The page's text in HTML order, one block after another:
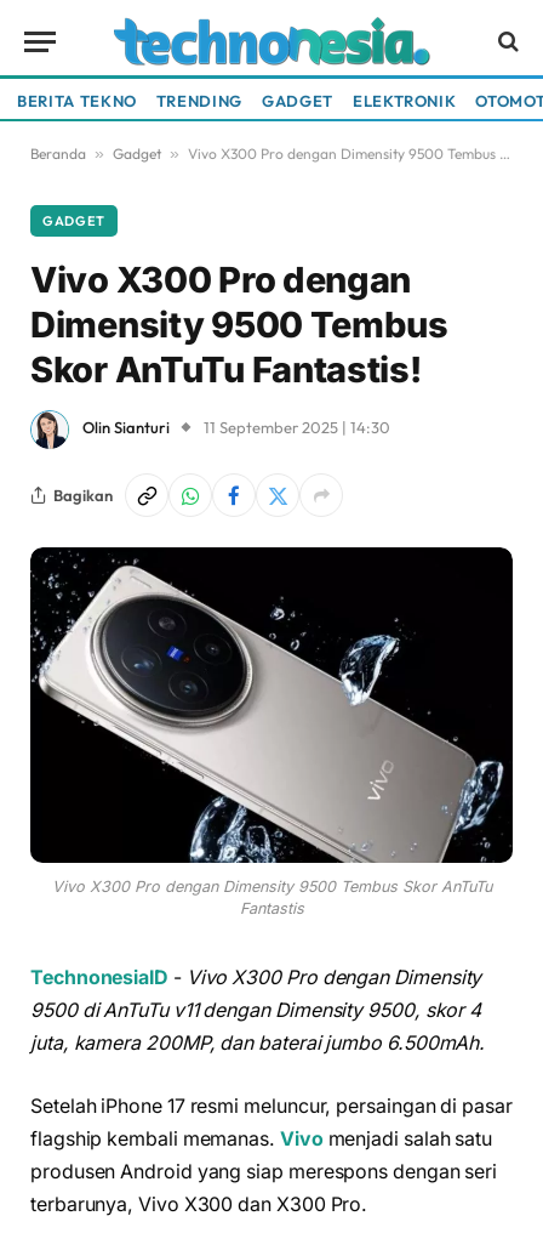
BERITA TEKNO TRENDING GADGET ELEKTRONIK
Beranda » Gadget » Vivo X300 Pro dengan Dimensity 9500 Tembus Skor AnTuTu Fantastis!
GADGET
Vivo X300 Pro dengan
Dimensity 9500 Tembus
Skor AnTuTu Fantastis!
Olin Sianturi 11 September 2025 | 14:30
Bagikan
Vivo X300 Pro dengan Dimensity 9500 Tembus Skor AnTuTu
Fantastis
TechnonesiaID - Vivo X300 Pro dengan Dimensity
9500 di AnTuTu v11 dengan Dimensity 9500, skor 4
juta, kamera 200MP, dan baterai jumbo 6.500mAh.
Setelah iPhone 17 resmi meluncur, persaingan di pasar
flagship kembali memanas. Vivomenjadi salah satu
produsen Android yang siap merespons dengan seri
terbarunya, Vivo X300 dan X300 Pro.